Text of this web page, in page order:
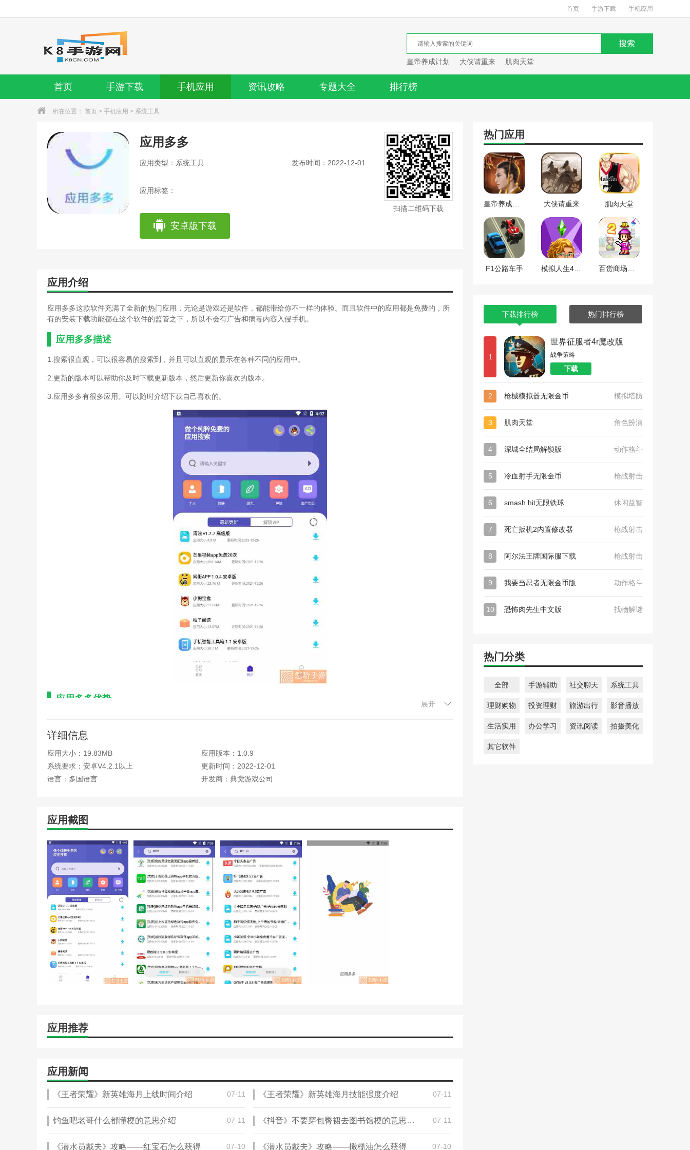
首页 手游下载 手机应用
皇帝养成计划 大侠请重来 肌肉天堂
首页 手游下载 手机应用 资讯攻略 专题大全 排行榜
所在位置： 首页 > 手机应用 > 系统工具
应用多多
应用类型：系统工具 发布时间：2022-12-01
应用标签：
安卓版下载
扫描二维码下载
应用介绍
应用多多这款软件充满了全新的热门应用，无论是游戏还是软件，都能带给你不一样的体验。而且软件中的应用都是免费的，所
有的安装下载功能都在这个软件的监管之下，所以不会有广告和病毒内容入侵手机。
应用多多描述
1.搜索很直观，可以很容易的搜索到，并且可以直观的显示在各种不同的应用中。
2.更新的版本可以帮助你及时下载更新版本，然后更新你喜欢的版本。
3.应用多多有很多应用。可以随时介绍下载自己喜欢的。
应用多多优势
2.各种好处，包括各种好处。建议你快速获得自己喜欢的各种不同的游戏福利。
3.评论互动，完全免费的评论交流，各种好用的免费评论表达功能。
应用多多函数
2.应用多多软件可以快速下载安装，体验各种应用的功能。
应用多多亮点
1.应用程序管理，添加了各种非常详细的应用程序，因此您可以享受各种不同的应用程序。
2、应用多多可以随时免费下载，然后它可以免费帮你体验游戏。
3.安装速度快，可以随时获取各种安装设置，以及系统卸载、删除安装包等。
4.应用多多软件有全新的免费页面升级体验，很多全新的应用会直接推荐给你。
编辑推荐
30手机助手流量免费版:这个软件功能很多，你可以在这里有一个安全监控功能。APP体验很好，可以更好的管理你的手机。
展开
详细信息
应用大小：19.83MB
应用版本：1.0.9
系统要求：安卓V4.2.1以上
更新时间：2022-12-01
语言：多国语言
开发商：典觉游戏公司
应用截图
应用推荐
应用新闻
《王者荣耀》新英雄海月上线时间介绍 07-11 《王者荣耀》新英雄海月技能强度介绍 07-11
钓鱼吧老哥什么都懂梗的意思介绍 07-11 《抖音》不要穿包臀裙去图书馆梗的意思介绍 07-11
《潜水员戴夫》攻略——红宝石怎么获得 07-10 《潜水员戴夫》攻略——橄榄油怎么获得 07-10
热门应用
大侠请重来 肌肉天堂
F1公路车手
下载排行榜 热门排行榜
1
世界征服者4r魔改版
战争策略
下载
2 枪械模拟器无限金币 模拟塔防
3 肌肉天堂 角色扮演
4 深城全结局解锁版 动作格斗
5 冷血射手无限金币 枪战射击
6 smash hit无限铁球 休闲益智
7 死亡扳机2内置修改器 枪战射击
8 阿尔法王牌国际服下载 枪战射击
9 我要当忍者无限金币版 动作格斗
10 恐怖肉先生中文版 找物解谜
热门分类
全部 手游辅助 社交聊天 系统工具
理财购物 投资理财 旅游出行 影音播放
生活实用 办公学习 资讯阅读 拍摄美化
其它软件